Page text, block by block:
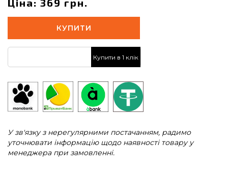
Ціна: 369 грн.
КУПИТИ
Купити в 1 клік
У зв'язку з нерегулярними постачанням, радимо
уточнювати інформацію щодо наявності товару у
менеджера при замовленні.